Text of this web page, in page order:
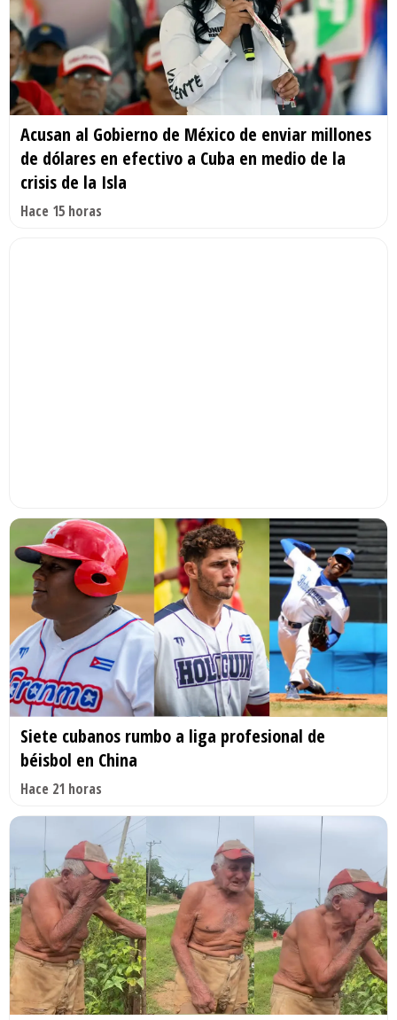
Acusan al Gobierno de México de enviar millones
de dólares en efectivo a Cuba en medio de la
crisis de la Isla
Hace 15 horas
Siete cubanos rumbo a liga profesional de
béisbol en China
Hace 21 horas